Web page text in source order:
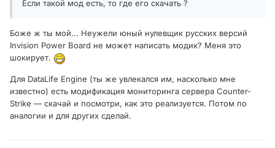
Если такой мод есть, то где его скачать ?
Боже ж ты мой... Неужели юный нулевщик русских версий
Invision Power Board не может написать модик? Меня это
шокирует.
Для DataLife Engine (ты же увлекался им, насколько мне
известно) есть модификация мониторинга сервера Counter-
Strike — скачай и посмотри, как это реализуется. Потом по
аналогии и для других сделай.